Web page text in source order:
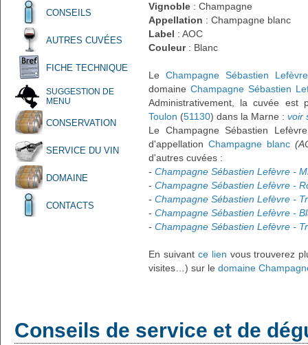
CONSEILS
AUTRES CUVÉES
FICHE TECHNIQUE
SUGGESTION DE
MENU
CONSERVATION
SERVICE DU VIN
DOMAINE
CONTACTS
Vignoble : Champagne
Appellation : Champagne blanc
Label : AOC
Couleur: Blanc
Le Champagne Sébastien
domaine Champagne Sébastien
Administrativement, la cuvée
Toulon (51130) dans la Marne : voir
Le Champagne Sébastien
d'appellation Champagne blanc
d'autres cuvées :
- Champagne Sébastien Lefèvre -
- Champagne Sébastien Lefèvre -
- Champagne Sébastien Lefèvre -
- Champagne Sébastien Lefèvre -
- Champagne Sébastien Lefèvre -
En suivant ce lien vous trouverez
visites…) sur le domaine
Conseils de service et de